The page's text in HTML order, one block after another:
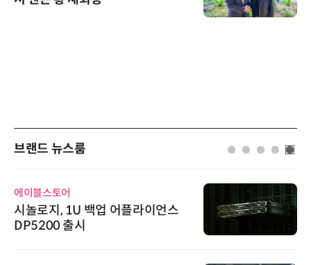
브랜드 뉴스룸
에이블스토어
시놀로지, 1U 백업 어플라이언스
DP5200 출시